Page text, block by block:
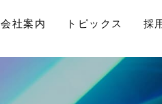
会社案内 トピックス
採